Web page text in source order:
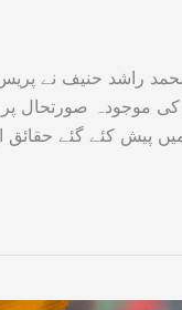
راشد حنیف نے
موجودہ صورتحال
پیش کئے گئے حقائق